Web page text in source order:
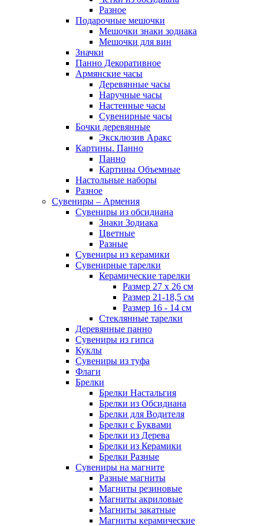
Разное
Подарочные мешочки
Мешочки знаки зодиака
Мешочки для вин
Значки
Панно Декоративное
Армянские часы
Деревянные часы
Наручные часы
Настенные часы
Сувенирные часы
Бочки деревянные
Эксклюзив Аракс
Картины. Панно
Панно
Картины Объемные
Настольные наборы
Разное
Сувениры – Армения
Сувениры из обсидиана
Знаки Зодиака
Цветные
Разные
Сувениры из керамики
Сувенирные тарелки
Керамические тарелки
Размер 27 х 26 см
Размер 21-18,5 см
Размер 16 - 14 см
Стеклянные тарелки
Деревянные панно
Сувениры из гипса
Куклы
Сувениры из туфа
Флаги
Брелки
Брелки Настальгия
Брелки из Обсидиана
Брелки для Водителя
Брелки с Буквами
Брелки из Дерева
Брелки из Керамики
Брелки Разные
Сувениры на магните
Разные магниты
Магниты резиновые
Магниты акриловые
Магниты закатные
Магниты керамические